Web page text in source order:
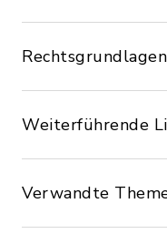
Rechtsgrundlagen
Weiterführende
Verwandte